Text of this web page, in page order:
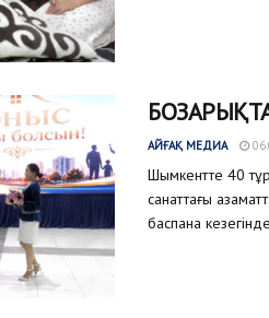
АЙҒАҚ МЕДИА
Шымкентте 40
санаттағы
баспана